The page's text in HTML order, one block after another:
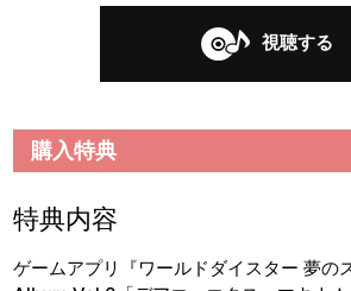
視聴する
購入特典
特典内容
ゲームアプリ『ワールドダイスター 夢の